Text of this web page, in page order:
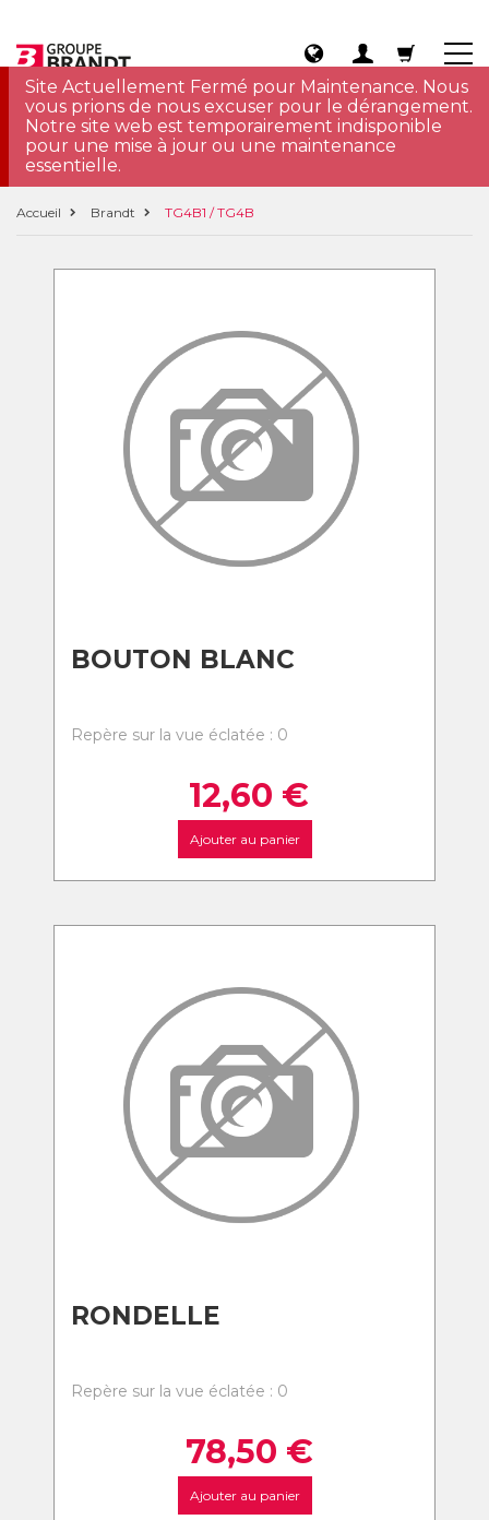
Site Actuellement Fermé pour Maintenance. Nous
vous prions de nous excuser pour le dérangement.
Notre site web est temporairement indisponible
pour une mise à jour ou une maintenance
essentielle.
Accueil Brandt TG4B1 / TG4B
BOUTON BLANC
Repère sur la vue éclatée : 0
12,60 €
Ajouter au panier
RONDELLE
Repère sur la vue éclatée : 0
78,50 €
Ajouter au panier